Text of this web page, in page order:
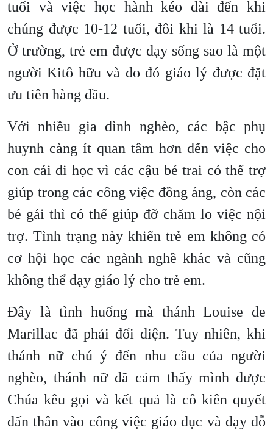
tuổi và việc học hành kéo dài đến khi
chúng được 10-12 tuổi, đôi khi là 14 tuổi.
Ở trường, trẻ em được dạy sống sao là một
người Kitô hữu và do đó giáo lý được đặt
ưu tiên hàng đầu.
Với nhiều gia đình nghèo, các bậc phụ
huynh càng ít quan tâm hơn đến việc cho
con cái đi học vì các cậu bé trai có thể trợ
giúp trong các công việc đồng áng, còn các
bé gái thì có thể giúp đỡ chăm lo việc nội
trợ. Tình trạng này khiến trẻ em không có
cơ hội học các ngành nghề khác và cũng
không thể dạy giáo lý cho trẻ em.
Đây là tình huống mà thánh Louise de
Marillac đã phải đối diện. Tuy nhiên, khi
thánh nữ chú ý đến nhu cầu của người
nghèo, thánh nữ đã cảm thấy mình được
Chúa kêu gọi và kết quả là cô kiên quyết
dấn thân vào công việc giáo dục và dạy dỗ